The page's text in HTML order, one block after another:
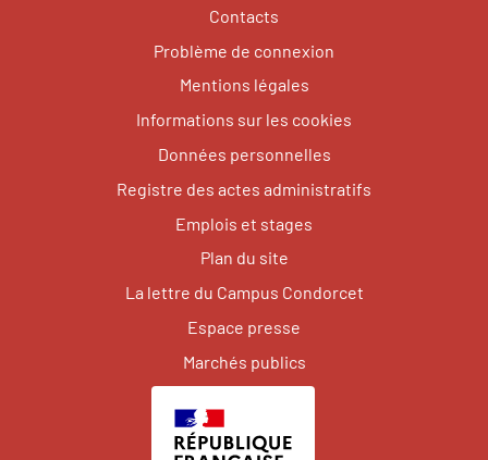
Contacts
Problème de connexion
Mentions légales
Informations sur les cookies
Données personnelles
Registre des actes administratifs
Emplois et stages
Plan du site
La lettre du Campus Condorcet
Espace presse
Marchés publics